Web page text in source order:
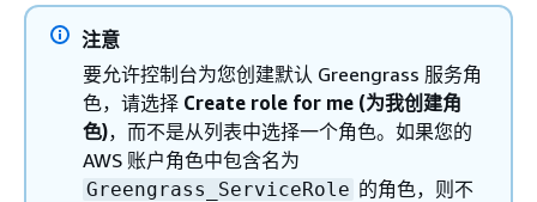
注意
要允许控制台为您创建默认 Greengrass 服务角
色，请选择 Create role for me (为我创建角
色)，而不是从列表中选择一个角色。如果您的
AWS 账户角色中包含名为
Greengrass_ServiceRole 的角色，则不